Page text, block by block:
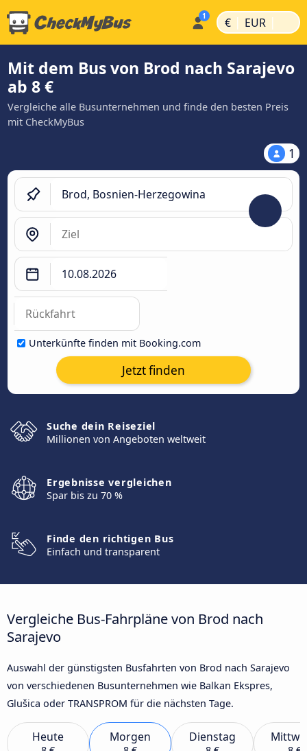
€ | EUR |
Mit dem Bus von Brod nach Sarajevo
ab 8 €
Vergleiche alle Busunternehmen und finde den besten Preis
mit CheckMyBus
1
Unterkünfte finden mit Booking.com
Jetzt finden
Suche dein Reiseziel
Millionen von Angeboten weltweit
Ergebnisse vergleichen
Spar bis zu 70 %
Finde den richtigen Bus
Einfach und transparent
Vergleiche Bus-Fahrpläne von Brod nach
Sarajevo
Auswahl der günstigsten Busfahrten von Brod nach Sarajevo
von verschiedenen Busunternehmen wie Balkan Ekspres,
Glušica oder TRANSPROM für die nächsten Tage.
Heute Morgen Dienstag